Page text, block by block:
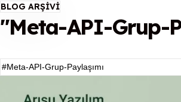
BLOG ARŞIVI
"Meta-API-Grup-